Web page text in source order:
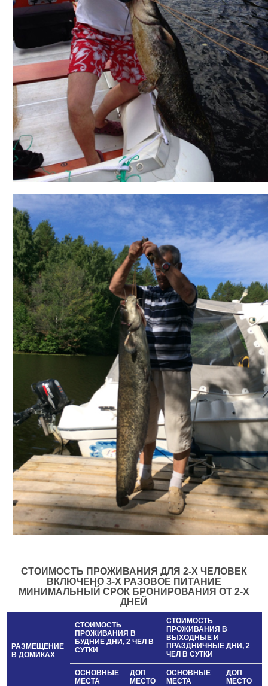
СТОИМОСТЬ ПРОЖИВАНИЯ ДЛЯ 2-Х ЧЕЛОВЕК
ВКЛЮЧЕНО 3-Х РАЗОВОЕ ПИТАНИЕ
МИНИМАЛЬНЫЙ СРОК БРОНИРОВАНИЯ ОТ 2-Х
ДНЕЙ
РАЗМЕЩЕНИЕ
В ДОМИКАХ
СТОИМОСТЬ
ПРОЖИВАНИЯ В
БУДНИЕ ДНИ, 2 ЧЕЛ В
СУТКИ
СТОИМОСТЬ
ПРОЖИВАНИЯ В
ВЫХОДНЫЕ И
ПРАЗДНИЧНЫЕ ДНИ, 2
ЧЕЛ В СУТКИ
ОСНОВНЫЕ
МЕСТА
ДОП
МЕСТО
ОСНОВНЫЕ
МЕСТА
ДОП
МЕСТО